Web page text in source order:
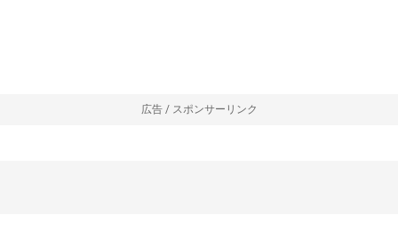
広告 / スポンサーリンク